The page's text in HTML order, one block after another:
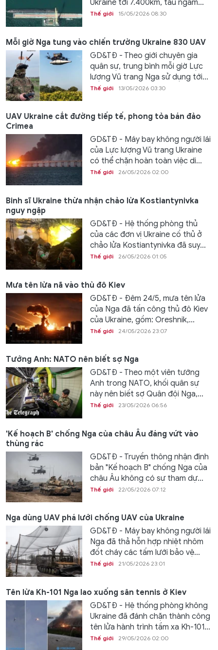
Ukraine tới 7.400km, tàu ngầm...
Thế giới 15/05/2026 08:30
Mỗi giờ Nga tung vào chiến trường Ukraine 830 UAV
GD&TĐ - Theo giới chuyên gia
quân sự, trung bình mỗi giờ Lực
lượng Vũ trang Nga sử dụng tới...
Thế giới 13/05/2026 03:30
UAV Ukraine cắt đường tiếp tế, phong tỏa bán đảo
Crimea
GD&TĐ - Máy bay không người lái
của Lực lượng Vũ trang Ukraine
có thể chặn hoàn toàn việc di...
Thế giới 26/05/2026 02:00
Binh sĩ Ukraine thừa nhận chảo lửa Kostiantynivka
nguy ngập
GD&TĐ - Hệ thống phòng thủ
của các đơn vị Ukraine cố thủ ở
chảo lửa Kostiantynivka đã suy...
Thế giới 26/05/2026 01:05
Mưa tên lửa nã vào thủ đô Kiev
GD&TĐ - Đêm 24/5, mưa tên lửa
của Nga đã tấn công thủ đô Kiev
của Ukraine, gồm: Oreshnik,...
Thế giới 24/05/2026 23:07
Tướng Anh: NATO nên biết sợ Nga
GD&TĐ - Theo một viên tướng
Anh trong NATO, khối quân sự
này nên biết sợ Quân đội Nga,...
Thế giới 23/05/2026 06:56
'Kế hoạch B' chống Nga của châu Âu đáng vứt vào
thùng rác
GD&TĐ - Truyền thông nhận định
bản "Kế hoạch B" chống Nga của
châu Âu không có sự tham dự...
Thế giới 22/05/2026 07:12
Nga dùng UAV phá lưới chống UAV của Ukraine
GD&TĐ - Máy bay không người lái
Nga đã thả hỗn hợp nhiệt nhôm
đốt cháy các tấm lưới bảo vệ...
Thế giới 21/05/2026 23:01
Tên lửa Kh-101 Nga lao xuống sân tennis ở Kiev
GD&TĐ - Hệ thống phòng không
Ukraine đã đánh chặn thành công
tên lửa hành trình tầm xa Kh-101...
Thế giới 29/05/2026 02:00